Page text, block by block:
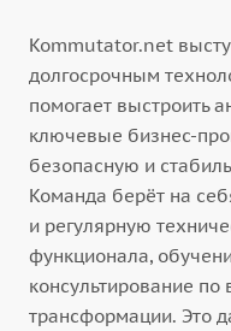
Kommutator.net
долгосрочным
помогает выстроить
ключевые бизнес-
безопасную и
Команда берёт на
и регулярную
функционала,
консультирование
трансформации. Это